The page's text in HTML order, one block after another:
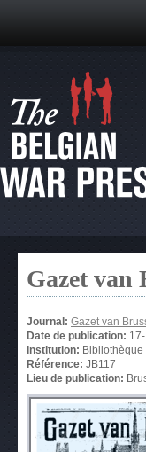
Gazet van
Journal: Gazet van
Date de publication:
Institution:
Référence: JB117
Lieu de publication: